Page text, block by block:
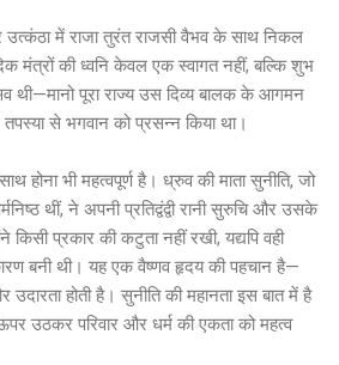
में राजा तुरंत राजसी वैभव के साथ निकल
मंत्रों की ध्वनि केवल एक स्वागत नहीं, बल्कि शुभ
थी—मानो पूरा राज्य उस दिव्य बालक के आगमन
तपस्या से भगवान को प्रसन्न किया था।
होना भी महत्वपूर्ण है। ध्रुव की माता सुनीति, जो
थीं, ने अपनी प्रतिद्वंद्वी रानी सुरुचि और उसके
किसी प्रकार की कटुता नहीं रखी, यद्यपि वही
बनी थी। यह एक वैष्णव हृदय की पहचान है—
होती है। सुनीति की महानता इस बात में है
उठकर परिवार और धर्म की एकता को महत्व